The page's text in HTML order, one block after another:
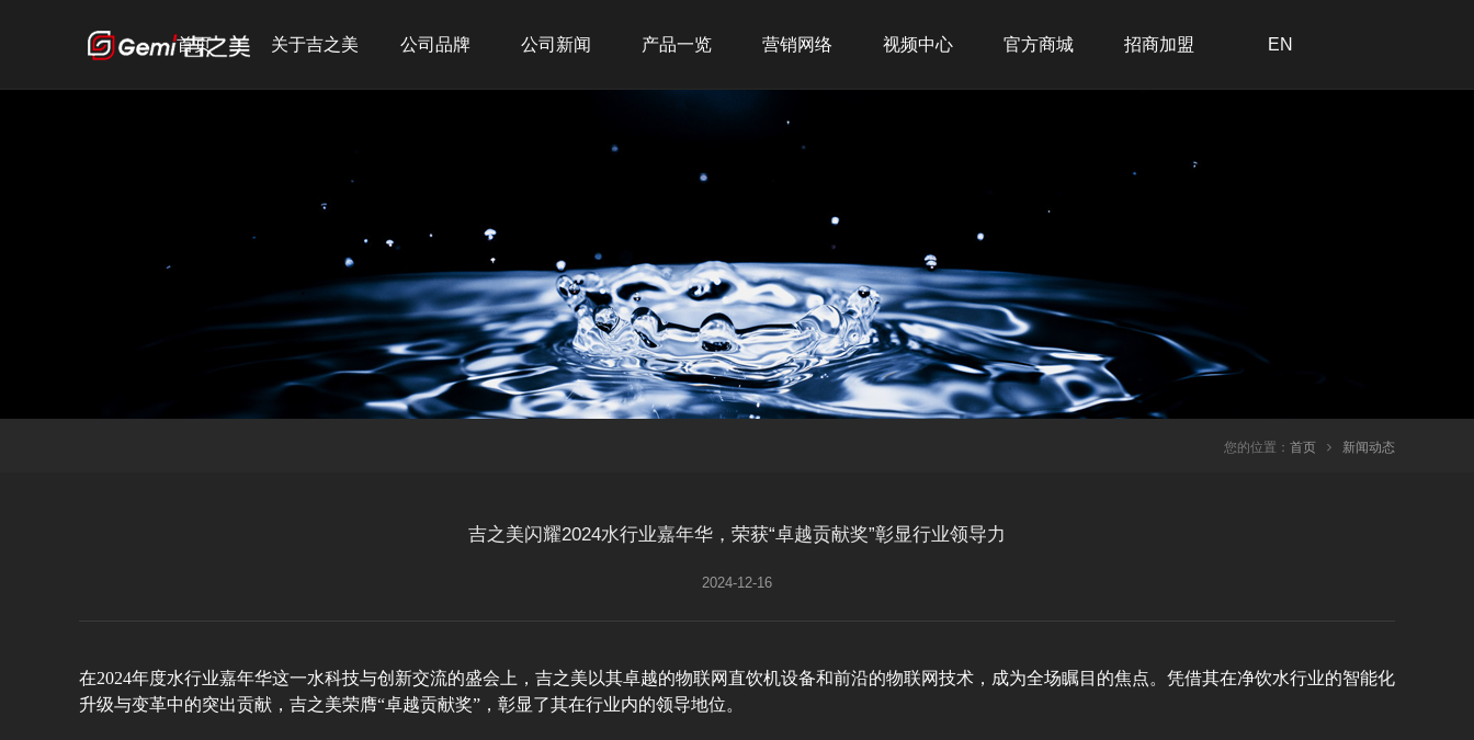
EN
招商加盟
官方商城
视频中心
营销网络
全球战略
产品一览
商用产品
公司新闻
公司品牌
关于吉之美
首页
您的位置： 首页 新闻动态
吉之美闪耀2024水行业嘉年华，荣获“卓越贡献奖”彰显行业领导力
2024-12-16
在2024年度水行业嘉年华这一水科技与创新交流的盛会上，吉之美以其卓越的物联网直饮机设备和前沿的物联网技术，成为全场瞩目的焦点。凭借其在净饮水行业的智能化
升级与变革中的突出贡献，吉之美荣膺“卓越贡献奖”，彰显了其在行业内的领导地位。